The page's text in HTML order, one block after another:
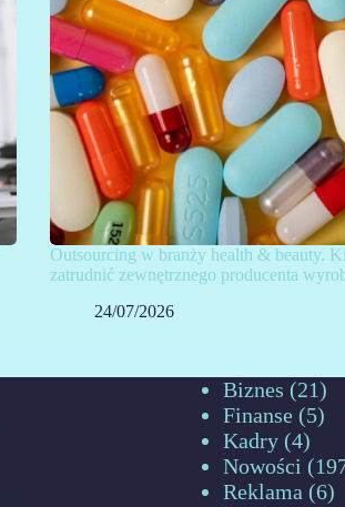
Outsourcing w branży health & beauty.
zatrudnić zewnętrznego producenta
24/07/2026
Biznes (21)
Finanse (5)
Kadry (4)
Nowości
Reklama (6)